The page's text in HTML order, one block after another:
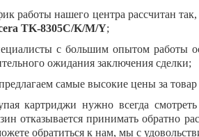
работы нашего центра рассчитан
TK-8305C/K/M/Y;
с большим опытом работы
ожидания заключения сделки;
самые высокие цены за товар
картриджи нужно всегда
отказывается принимать обратно
обратиться к нам, мы с